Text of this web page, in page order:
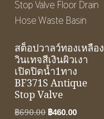
สต็อปวาลว์ทองเหลือง
วินเทจสีเงินผิวเงา
เปิดปิดน้ำ1ทาง
BF371S Antique
Stop Valve
฿690.00 Original
฿460.00Current